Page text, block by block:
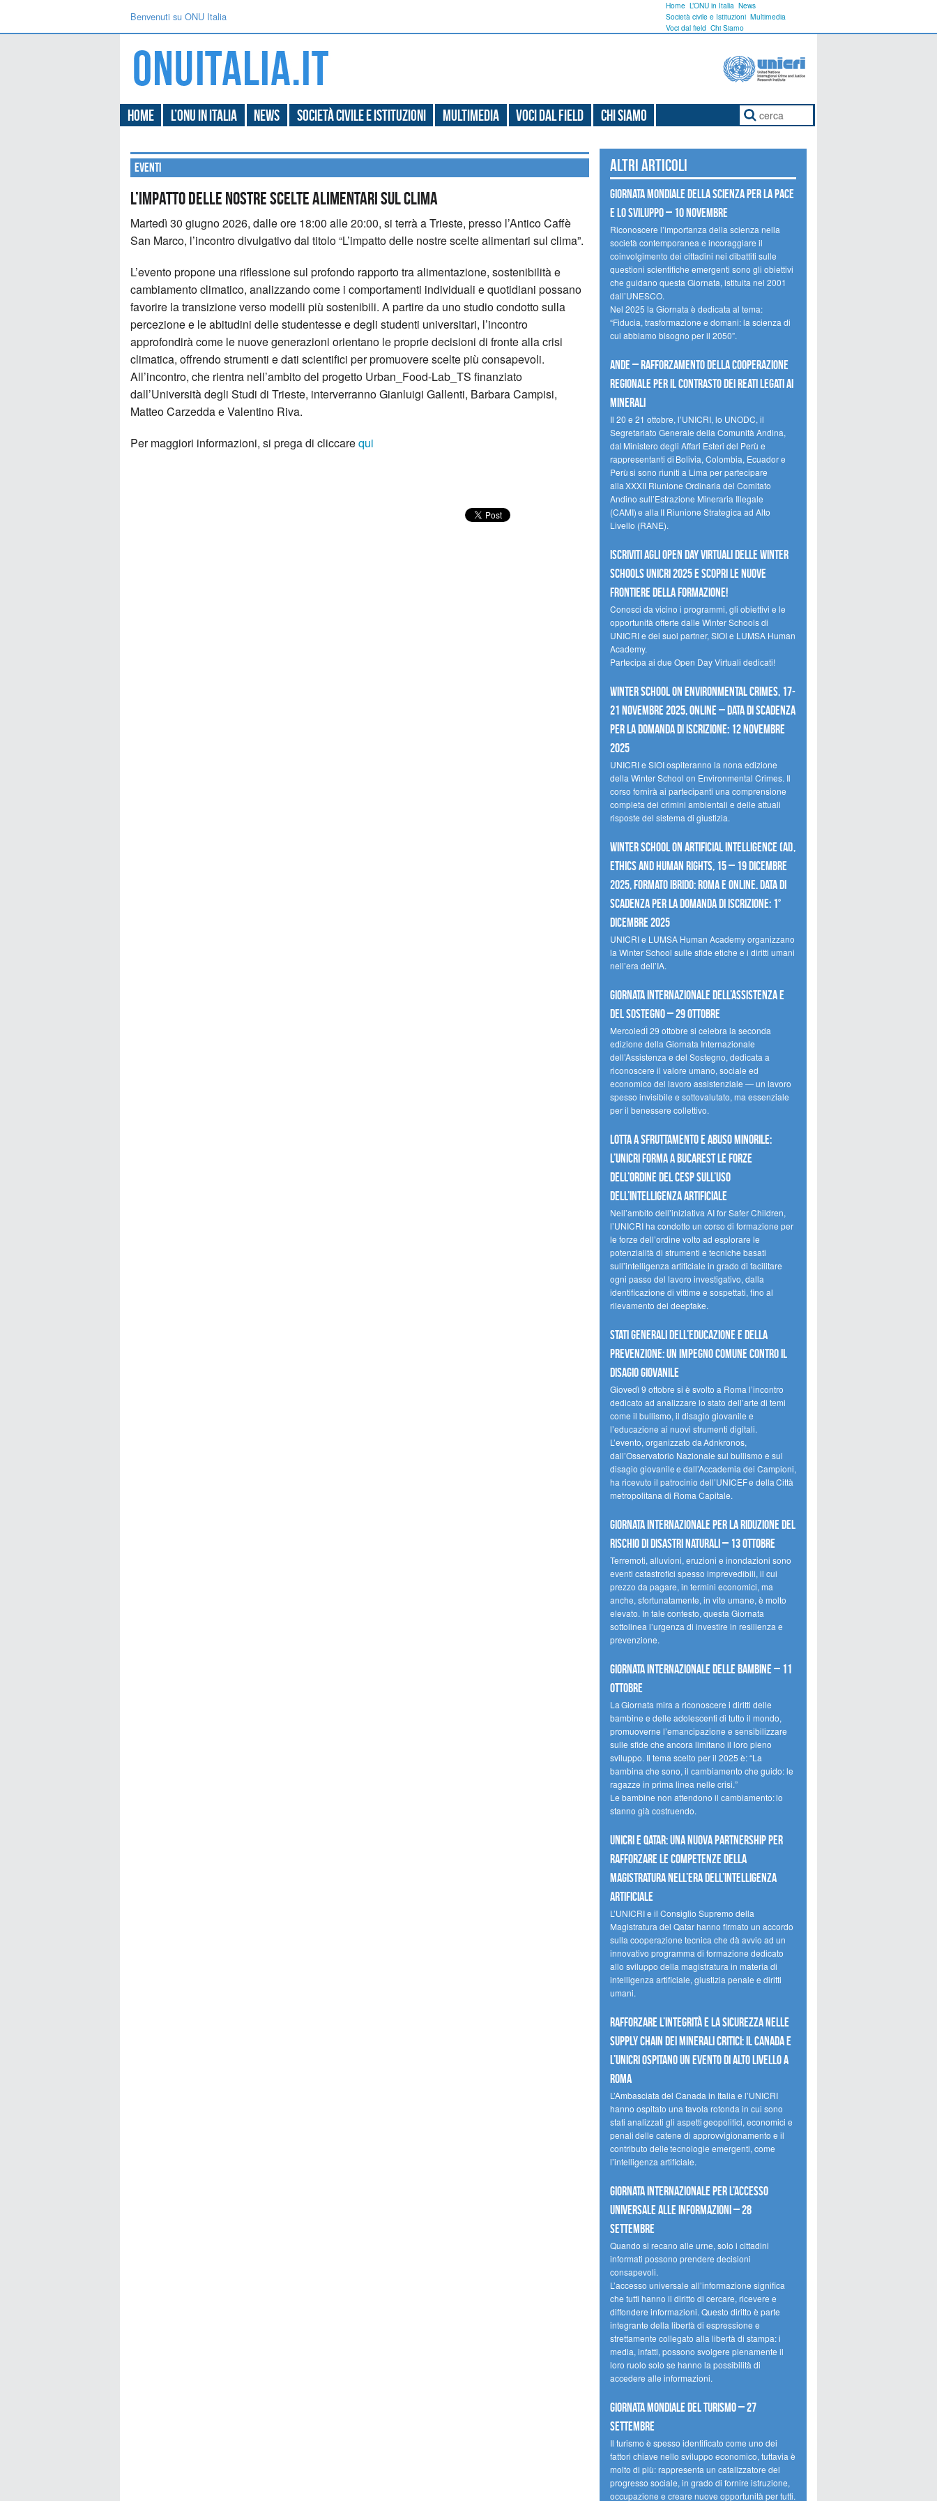
Benvenuti su ONU Italia
Home L’ONU in Italia News
Società civile e Istituzioni Multimedia
Voci dal field Chi Siamo
Home L’ONU in Italia News Società civile e Istituzioni Multimedia Voci dal field Chi Siamo
Eventi
L’impatto delle nostre scelte alimentari sul clima
Martedì 30 giugno 2026, dalle ore 18:00 alle 20:00, si terrà a Trieste, presso l’Antico Caffè
San Marco, l’incontro divulgativo dal titolo “L’impatto delle nostre scelte alimentari sul clima”.
L’evento propone una riflessione sul profondo rapporto tra alimentazione, sostenibilità e
cambiamento climatico, analizzando come i comportamenti individuali e quotidiani possano
favorire la transizione verso modelli più sostenibili. A partire da uno studio condotto sulla
percezione e le abitudini delle studentesse e degli studenti universitari, l’incontro
approfondirà come le nuove generazioni orientano le proprie decisioni di fronte alla crisi
climatica, offrendo strumenti e dati scientifici per promuovere scelte più consapevoli.
All’incontro, che rientra nell’ambito del progetto Urban_Food-Lab_TS finanziato
dall’Università degli Studi di Trieste, interverranno Gianluigi Gallenti, Barbara Campisi,
Matteo Carzedda e Valentino Riva.
Per maggiori informazioni, si prega di cliccarequi
Altri articoli
Giornata mondiale della scienza per la pace
e lo sviluppo – 10 novembre
Riconoscere l’importanza della scienza nella
società contemporanea e incoraggiare il
coinvolgimento dei cittadini nei dibattiti sulle
questioni scientifiche emergenti sono gli obiettivi
che guidano questa Giornata, istituita nel 2001
dall’UNESCO.
Nel 2025 la Giornata è dedicata al tema:
“Fiducia, trasformazione e domani: la scienza di
cui abbiamo bisogno per il 2050”.
Ande – Rafforzamento della cooperazione
regionale per il contrasto dei reati legati ai
minerali
Il 20 e 21 ottobre, l’UNICRI, lo UNODC, il
Segretariato Generale della Comunità Andina,
dal Ministero degli Affari Esteri del Perù e
rappresentanti di Bolivia, Colombia, Ecuador e
Perù si sono riuniti a Lima per partecipare
alla XXXII Riunione Ordinaria del Comitato
Andino sull’Estrazione Mineraria Illegale
(CAMI) e alla II Riunione Strategica ad Alto
Livello (RANE).
Iscriviti agli Open Day Virtuali delle Winter
Schools UNICRI 2025 e scopri le nuove
frontiere della formazione!
Conosci da vicino i programmi, gli obiettivi e le
opportunità offerte dalle Winter Schools di
UNICRI e dei suoi partner, SIOI e LUMSA Human
Academy.
Partecipa ai due Open Day Virtuali dedicati!
Winter School on Environmental Crimes, 17-
21 novembre 2025, Online – Data di scadenza
per la domanda di iscrizione: 12 novembre
2025
UNICRI e SIOI ospiteranno la nona edizione
della Winter School on Environmental Crimes. Il
corso fornirà ai partecipanti una comprensione
completa dei crimini ambientali e delle attuali
risposte del sistema di giustizia.
Winter School on Artificial Intelligence (AI),
Ethics and Human Rights, 15 – 19 dicembre
2025, Formato Ibrido: Roma e online. Data di
scadenza per la domanda di iscrizione: 1°
dicembre 2025
UNICRI e LUMSA Human Academy organizzano
la Winter School sulle sfide etiche e i diritti umani
nell’era dell’IA.
Giornata internazionale dell’assistenza e
del sostegno – 29 ottobre
MercoledÌ 29 ottobre si celebra la seconda
edizione della Giornata Internazionale
dell’Assistenza e del Sostegno, dedicata a
riconoscere il valore umano, sociale ed
economico del lavoro assistenziale — un lavoro
spesso invisibile e sottovalutato, ma essenziale
per il benessere collettivo.
Lotta a sfruttamento e abuso minorile:
l’UNICRI forma a Bucarest le forze
dell’ordine del CESP sull’uso
dell’Intelligenza Artificiale
Nell’ambito dell’iniziativa AI for Safer Children,
l’UNICRI ha condotto un corso di formazione per
le forze dell’ordine volto ad esplorare le
potenzialità di strumenti e tecniche basati
sull’intelligenza artificiale in grado di facilitare
ogni passo del lavoro investigativo, dalla
identificazione di vittime e sospettati, fino al
rilevamento dei deepfake.
Stati Generali dell’Educazione e della
Prevenzione: un impegno comune contro il
disagio giovanile
Giovedì 9 ottobre si è svolto a Roma l’incontro
dedicato ad analizzare lo stato dell’arte di temi
come il bullismo, il disagio giovanile e
l’educazione ai nuovi strumenti digitali.
L’evento, organizzato da Adnkronos,
dall’Osservatorio Nazionale sul bullismo e sul
disagio giovanile e dall’Accademia dei Campioni,
ha ricevuto il patrocinio dell’UNICEF e della Città
metropolitana di Roma Capitale.
Giornata internazionale per la riduzione del
rischio di disastri naturali – 13 ottobre
Terremoti, alluvioni, eruzioni e inondazioni sono
eventi catastrofici spesso imprevedibili, il cui
prezzo da pagare, in termini economici, ma
anche, sfortunatamente, in vite umane, è molto
elevato. In tale contesto, questa Giornata
sottolinea l’urgenza di investire in resilienza e
prevenzione.
Giornata internazionale delle bambine – 11
ottobre
La Giornata mira a riconoscere i diritti delle
bambine e delle adolescenti di tutto il mondo,
promuoverne l’emancipazione e sensibilizzare
sulle sfide che ancora limitano il loro pieno
sviluppo. Il tema scelto per il 2025 è: “La
bambina che sono, il cambiamento che guido: le
ragazze in prima linea nelle crisi.”
Le bambine non attendono il cambiamento: lo
stanno già costruendo.
UNICRI e Qatar: una nuova partnership per
rafforzare le competenze della
magistratura nell’era dell’intelligenza
artificiale
L’UNICRI e il Consiglio Supremo della
Magistratura del Qatar hanno firmato un accordo
sulla cooperazione tecnica che dà avvio ad un
innovativo programma di formazione dedicato
allo sviluppo della magistratura in materia di
intelligenza artificiale, giustizia penale e diritti
umani.
Rafforzare l’integrità e la sicurezza nelle
supply chain dei minerali critici: il Canada e
l’UNICRI ospitano un evento di alto livello a
Roma
L’Ambasciata del Canada in Italia e l’UNICRI
hanno ospitato una tavola rotonda in cui sono
stati analizzati gli aspetti geopolitici, economici e
penali delle catene di approvvigionamento e il
contributo delle tecnologie emergenti, come
l’intelligenza artificiale.
Giornata internazionale per l’accesso
universale alle informazioni – 28
settembre
Quando si recano alle urne, solo i cittadini
informati possono prendere decisioni
consapevoli.
L’accesso universale all’informazione significa
che tutti hanno il diritto di cercare, ricevere e
diffondere informazioni. Questo diritto è parte
integrante della libertà di espressione e
strettamente collegato alla libertà di stampa: i
media, infatti, possono svolgere pienamente il
loro ruolo solo se hanno la possibilità di
accedere alle informazioni.
Giornata mondiale del turismo – 27
settembre
Il turismo è spesso identificato come uno dei
fattori chiave nello sviluppo economico, tuttavia è
molto di più: rappresenta un catalizzatore del
progresso sociale, in grado di fornire istruzione,
occupazione e creare nuove opportunità per tutti.